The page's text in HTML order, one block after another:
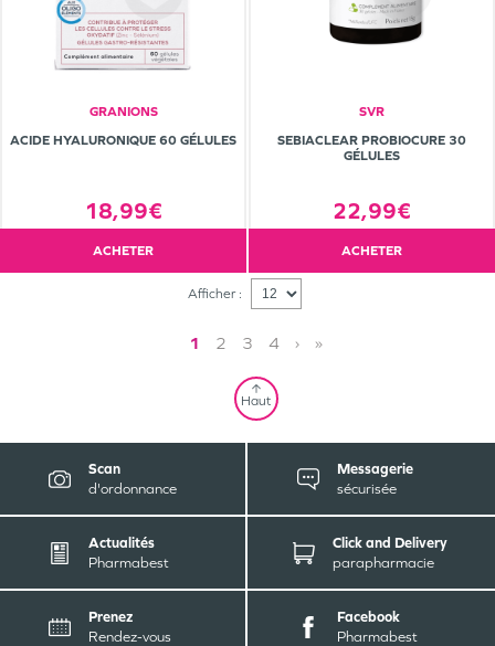
GRANIONS
ACIDE HYALURONIQUE 60 GÉLULES
18,99€
ACHETER
SVR
SEBIACLEAR PROBIOCURE 30
GÉLULES
22,99€
ACHETER
Afficher :
1 2 3 4 › »
Haut
Scan
d'ordonnance
Messagerie
sécurisée
Actualités
Pharmabest
Click and Delivery
parapharmacie
Prenez
Rendez-vous
Facebook
Pharmabest